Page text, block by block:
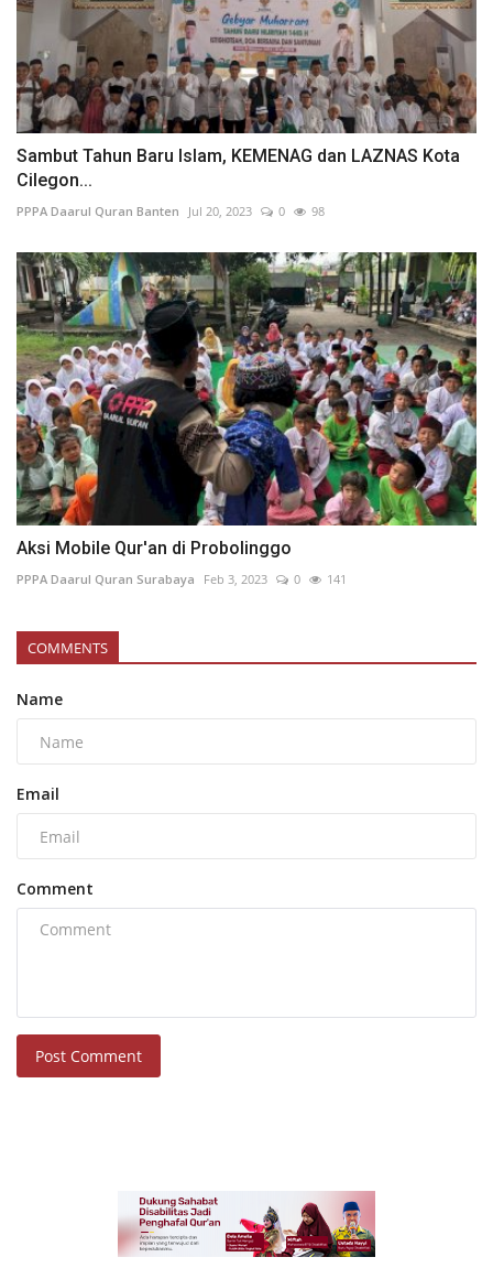
Sambut Tahun Baru Islam, KEMENAG dan LAZNAS Kota
Cilegon...
PPPA Daarul Quran Banten Jul 20, 2023 0 98
Aksi Mobile Qur'an di Probolinggo
PPPA Daarul Quran Surabaya Feb 3, 2023 0 141
COMMENTS
Name
Email
Comment
Post Comment